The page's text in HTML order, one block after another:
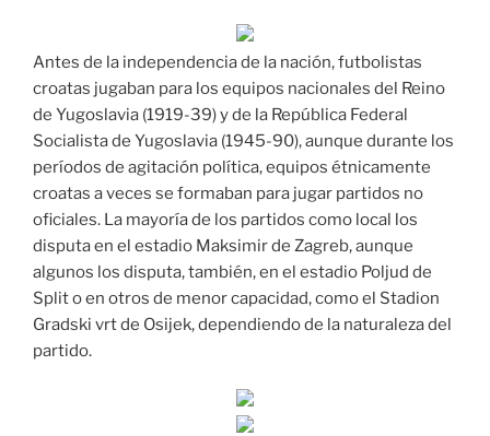
Antes de la independencia de la nación, futbolistas
croatas jugaban para los equipos nacionales del Reino
de Yugoslavia (1919-39) y de la República Federal
Socialista de Yugoslavia (1945-90), aunque durante los
períodos de agitación política, equipos étnicamente
croatas a veces se formaban para jugar partidos no
oficiales. La mayoría de los partidos como local los
disputa en el estadio Maksimir de Zagreb, aunque
algunos los disputa, también, en el estadio Poljud de
Split o en otros de menor capacidad, como el Stadion
Gradski vrt de Osijek, dependiendo de la naturaleza del
partido.